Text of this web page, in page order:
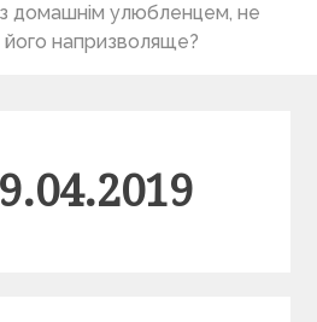
домашнім улюбленцем, не
напризволяще?